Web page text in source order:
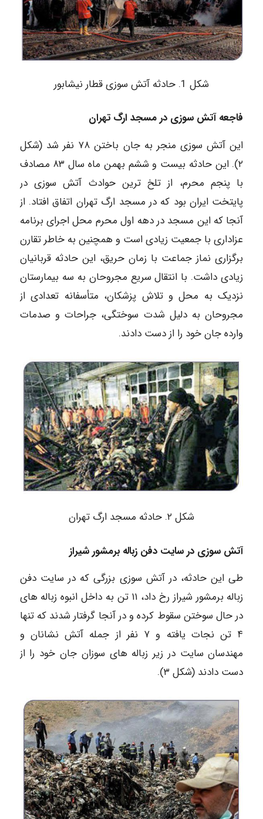
شکل 1. حادثه آتش سوزی قطار نیشابور
فاجعه آتش سوزی در مسجد ارگ تهران
این آتش سوزی منجر به جان باختن ۷۸ نفر شد (شکل
۲). این حادثه بیست و ششم بهمن ماه سال ۸۳ مصادف
با پنجم محرم، از تلخ ترین حوادث آتش سوزی در
پایتخت ایران بود که در مسجد ارگ تهران اتفاق افتاد. از
آنجا که این مسجد در دهه اول محرم محل اجرای برنامه
عزاداری با جمعیت زیادی است و همچنین به خاطر تقارن
برگزاری نماز جماعت با زمان حریق، این حادثه قربانیان
زیادی داشت. با انتقال سریع مجروحان به سه بیمارستان
نزدیک به محل و تلاش پزشکان، متأسفانه تعدادی از
مجروحان به دلیل شدت سوختگی، جراحات و صدمات
وارده جان خود را از دست دادند.
شکل ۲. حادثه مسجد ارگ تهران
آتش سوزی در سایت دفن زباله برمشور شیراز
طی این حادثه، در آتش سوزی بزرگی که در سایت دفن
زباله برمشور شیراز رخ داد، ۱۱ تن به داخل انبوه زباله های
در حال سوختن سقوط کرده و در آنجا گرفتار شدند که تنها
۴ تن نجات یافته و ۷ نفر از جمله آتش نشانان و
مهندسان سایت در زیر زباله های سوزان جان خود را از
دست دادند (شکل ۳).